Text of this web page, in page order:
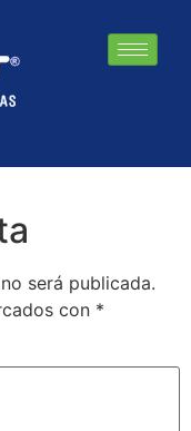
será publicada.
con *